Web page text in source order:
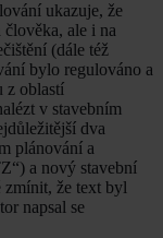
ukazuje, že
člověka, ale i na
(dále též
bylo regulováno a
z oblastí
v stavebním
dva
plánování a
a nový stavební
zmínit, že text byl
napsal se